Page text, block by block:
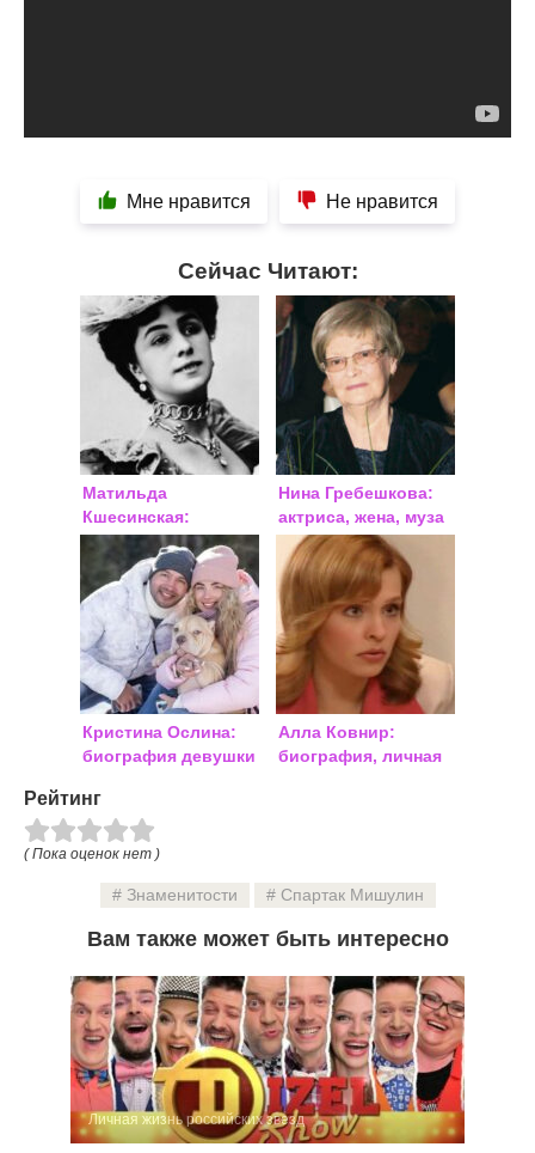
Мне нравится Не нравится
Сейчас Читают:
Матильда
Кшесинская:
биография, личная
жизнь
Нина Гребешкова:
актриса, жена, муза
Кристина Ослина:
биография девушки
пластики
Алла Ковнир:
биография, личная
Рейтинг
( Пока оценок нет )
Знаменитости Спартак Мишулин
Вам также может быть интересно
Личная жизнь российских звезд